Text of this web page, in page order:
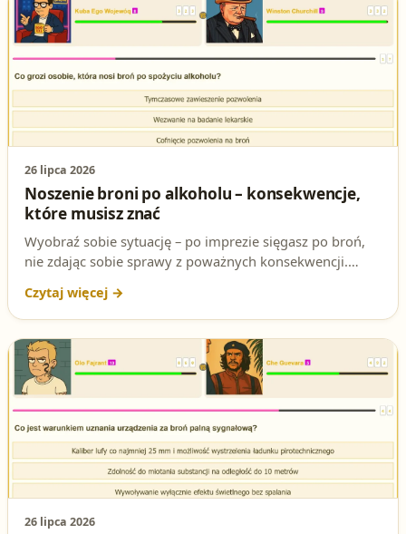
26 lipca 2026
Noszenie broni po alkoholu – konsekwencje,
które musisz znać
Wyobraź sobie sytuację – po imprezie sięgasz po broń,
nie zdając sobie sprawy z poważnych konsekwencji.
patent strzelecki. Czy wiesz, co grozi za noszenie broni
po spożyciu alkoholu? Sprawdź, zanim przystąpisz do
testów!
26 lipca 2026